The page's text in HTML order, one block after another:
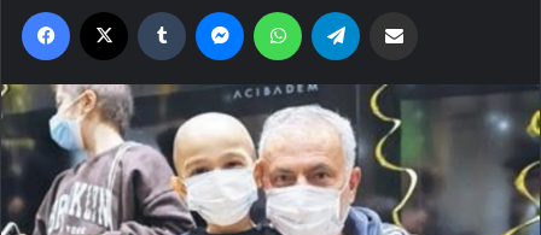
Facebook Tumblr MessengerWhatsApp